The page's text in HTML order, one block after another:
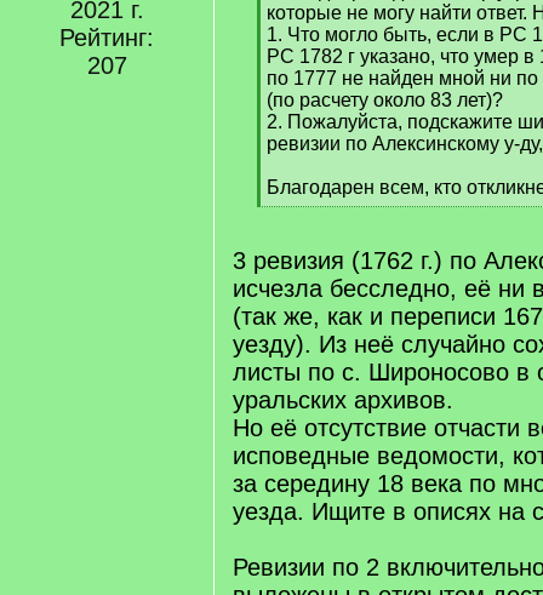
2021 г.
Рейтинг:
207
q
]
которые не могу найти
1. Что могло быть, если в РС
РС 1782 г указано, что умер
по 1777 не найден мной ни по
(по расчету около 83 лет)?
2. Пожалуйста, подскажите
ревизии по Алексинскому у-
Благодарен всем, кто
[
q
]
3 ревизия (1762 г.) по
исчезла бесследно, её ни
(так же, как и переписи
уезду). Из неё случайно
листы по с. Широносово в
уральских архивов.
Но её отсутствие отчасти
исповедные ведомости,
за середину 18 века по
уезда. Ищите в описях на
Ревизии по 2